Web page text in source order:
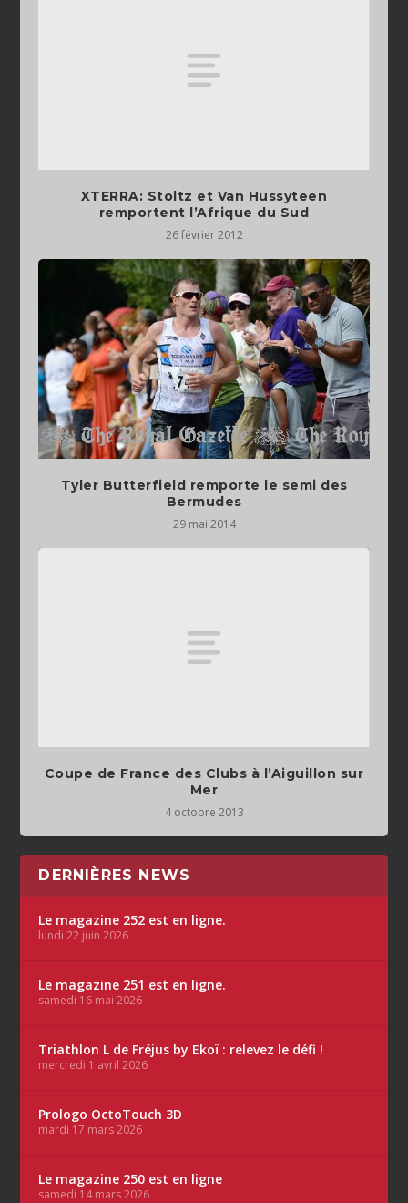
XTERRA: Stoltz et Van Hussyteen
remportent l’Afrique du Sud
26 février 2012
Tyler Butterfield remporte le semi des
Bermudes
29 mai 2014
Coupe de France des Clubs à l’Aiguillon sur
Mer
4 octobre 2013
DERNIÈRES NEWS
Le magazine 252 est en ligne.
lundi 22 juin 2026
Le magazine 251 est en ligne.
samedi 16 mai 2026
Triathlon L de Fréjus by Ekoï : relevez le défi !
mercredi 1 avril 2026
Prologo OctoTouch 3D
mardi 17 mars 2026
Le magazine 250 est en ligne
samedi 14 mars 2026